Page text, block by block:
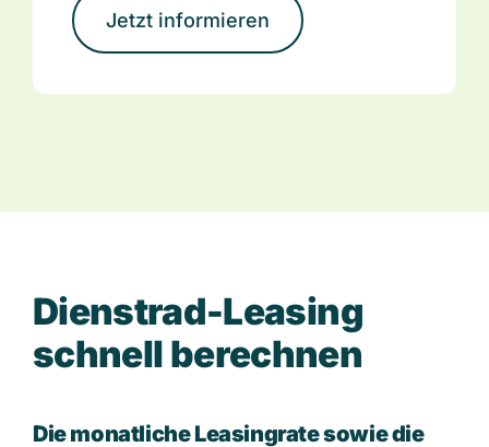
Jetzt informieren
Dienstrad-Leasing
schnell berechnen
Die monatliche Leasingrate sowie die